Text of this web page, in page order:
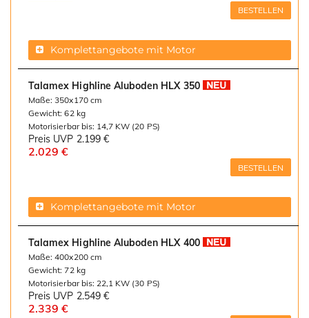
BESTELLEN
Komplettangebote mit Motor
Talamex Highline Aluboden HLX 350
Maße: 350x170 cm
Gewicht: 62 kg
Motorisierbar bis: 14,7 KW (20 PS)
Preis UVP 2.199 €
2.029 €
BESTELLEN
Komplettangebote mit Motor
Talamex Highline Aluboden HLX 400
Maße: 400x200 cm
Gewicht: 72 kg
Motorisierbar bis: 22,1 KW (30 PS)
Preis UVP 2.549 €
2.339 €